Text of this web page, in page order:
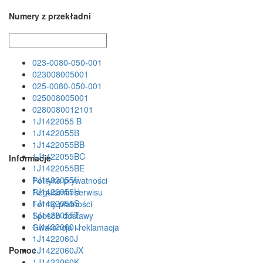
Numery z przekładni
023-0080-050-001
023008005001
025-0080-050-001
025008005001
0280080012101
1J1422055 B
1J1422055B
1J1422055BB
1J1422055BC
1J1422055BE
1J1422055F
1J1422055H
1J1422055S
1J1422055T
1J1422060 J
1J1422060J
1J1422060JX
Informacje
Polityka prywatności
Regulamin serwisu
Formy płatności
Sposób dostawy
Gwarancja i reklamacja
Pomoc